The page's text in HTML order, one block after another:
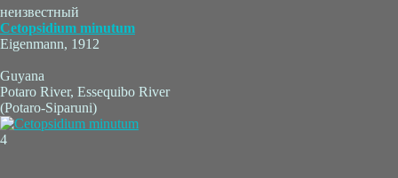
неизвестный
Cetopsidium minutum
Eigenmann, 1912
Guyana
Potaro River, Essequibo River
(Potaro-Siparuni)
4